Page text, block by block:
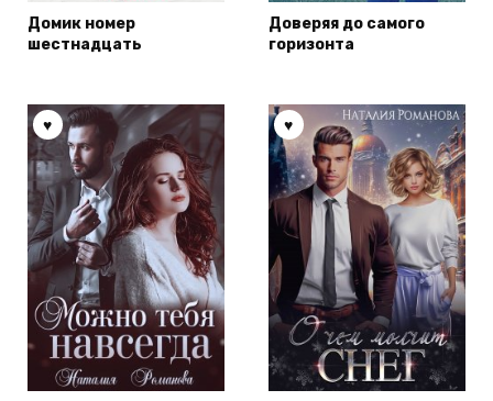
Домик номер
шестнадцать
Доверяя до самого
горизонта